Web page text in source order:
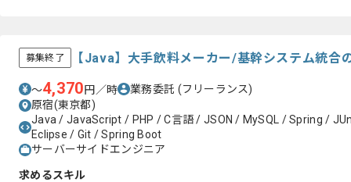
募集終了 【Java】大手飲料メーカー/基幹システム統合
〜4,370円／時 業務委託 (フリーランス)
原宿(東京都)
Java / JavaScript / PHP / C言語 / JSON / MySQL / Spring /
Eclipse / Git / Spring Boot
サーバーサイドエンジニア
求めるスキル